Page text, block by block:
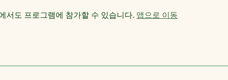
서도 프로그램에 참가할 수 있습니다. 앱으로 이동